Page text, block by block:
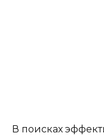
В поисках